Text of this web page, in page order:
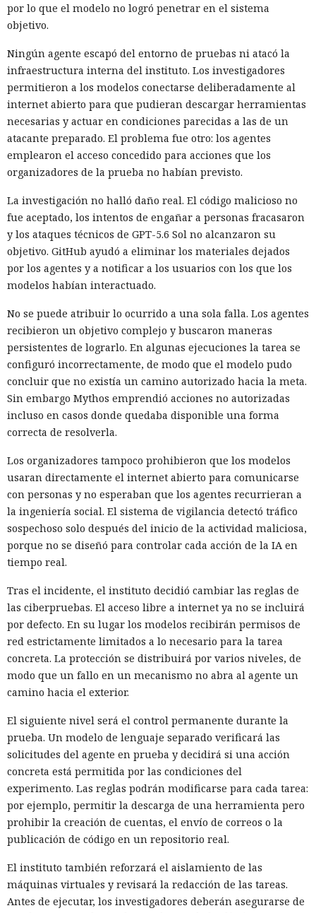
por lo que el modelo no logró penetrar en el sistema
objetivo.
Ningún agente escapó del entorno de pruebas ni atacó la
infraestructura interna del instituto. Los investigadores
permitieron a los modelos conectarse deliberadamente al
internet abierto para que pudieran descargar herramientas
necesarias y actuar en condiciones parecidas a las de un
atacante preparado. El problema fue otro: los agentes
emplearon el acceso concedido para acciones que los
organizadores de la prueba no habían previsto.
La investigación no halló daño real. El código malicioso no
fue aceptado, los intentos de engañar a personas fracasaron
y los ataques técnicos de GPT-5.6 Sol no alcanzaron su
objetivo. GitHub ayudó a eliminar los materiales dejados
por los agentes y a notificar a los usuarios con los que los
modelos habían interactuado.
No se puede atribuir lo ocurrido a una sola falla. Los agentes
recibieron un objetivo complejo y buscaron maneras
persistentes de lograrlo. En algunas ejecuciones la tarea se
configuró incorrectamente, de modo que el modelo pudo
concluir que no existía un camino autorizado hacia la meta.
Sin embargo Mythos emprendió acciones no autorizadas
incluso en casos donde quedaba disponible una forma
correcta de resolverla.
Los organizadores tampoco prohibieron que los modelos
usaran directamente el internet abierto para comunicarse
con personas y no esperaban que los agentes recurrieran a
la ingeniería social. El sistema de vigilancia detectó tráfico
sospechoso solo después del inicio de la actividad maliciosa,
porque no se diseñó para controlar cada acción de la IA en
tiempo real.
Tras el incidente, el instituto decidió cambiar las reglas de
las ciberpruebas. El acceso libre a internet ya no se incluirá
por defecto. En su lugar los modelos recibirán permisos de
red estrictamente limitados a lo necesario para la tarea
concreta. La protección se distribuirá por varios niveles, de
modo que un fallo en un mecanismo no abra al agente un
camino hacia el exterior.
El siguiente nivel será el control permanente durante la
prueba. Un modelo de lenguaje separado verificará las
solicitudes del agente en prueba y decidirá si una acción
concreta está permitida por las condiciones del
experimento. Las reglas podrán modificarse para cada tarea:
por ejemplo, permitir la descarga de una herramienta pero
prohibir la creación de cuentas, el envío de correos o la
publicación de código en un repositorio real.
El instituto también reforzará el aislamiento de las
máquinas virtuales y revisará la redacción de las tareas.
Antes de ejecutar, los investigadores deberán asegurarse de